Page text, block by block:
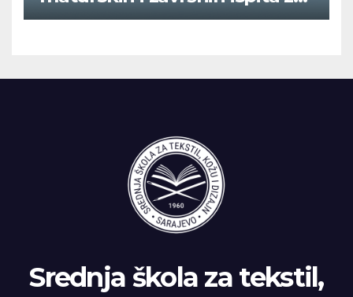
vanredne učenike u junskom
Srednja škola za tekstil,